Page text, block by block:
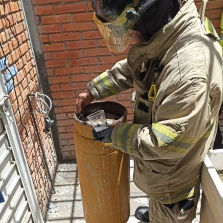
a más de una docena de viviendas.
En la colonia La Virgen, se colocó una rejilla para el
desfogue ordenado del agua de lluvia, así mismo, en
la colonia Valle de San Isidro, a un costado de la
Unidad Administrativa Municipal, se construyeron dos
rejillas pluviales y
se conectó la línea de drenaje para acabar con
encharcamientos en temporada de lluvias, que afectaba la
movilidad de personas y automóviles en la zona.
Explicó que en la zona aledaña a la Unidad